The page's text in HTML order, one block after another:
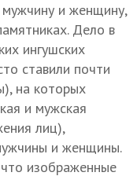
и женщину,
Дело в
ингушских
ставили почти
на которых
и мужская
лиц),
и женщины.
изображенные